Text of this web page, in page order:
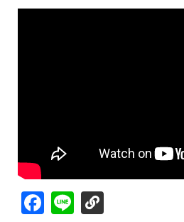
Facebook
Line